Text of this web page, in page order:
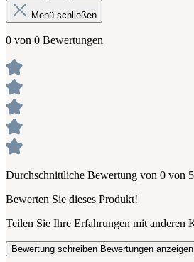
Menü schließen
0 von 0 Bewertungen
Durchschnittliche Bewertung von 0 von
Bewerten Sie dieses Produkt!
Teilen Sie Ihre Erfahrungen mit anderen
Bewertung schreiben Bewertungen anzeigen